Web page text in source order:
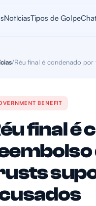
NotíciasTipos de Golpe
/Réu final é condenado por
BENEFIT
final é